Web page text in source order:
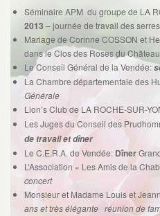
Séminaire APM du groupe de LA
2013 – journée de travail des
Mariage de Corinne COSSON et
dans le Clos des Roses du
Le Conseil Général de la Vendée:
La Chambre départementale des
Générale
Lion’s Club de LA ROCHE-SUR-
Les Juges du Conseil des
de travail et dîner
Le C.E.R.A. de Vendée: Dîner
L’Association « Les Amis de la
concert
Monsieur et Madame Louis et
ans et très élégante réunion de